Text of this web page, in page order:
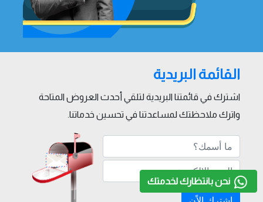
نحن بانتظارك لخدمتك
القائمة البريدية
اشترك في قائمتنا البريدية لتلقي أحدث العروض المتاحة
واترك ملاحظتك لمساعدتنا في تحسين خدماتنا.